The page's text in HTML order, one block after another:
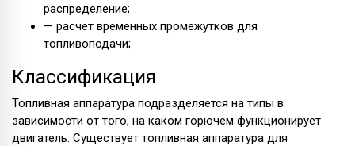
распределение;
— расчет временных промежутков для
топливоподачи;
Классификация
Топливная аппаратура подразделяется на типы в
зависимости от того, на каком горючем функционирует
двигатель. Существует топливная аппаратура для